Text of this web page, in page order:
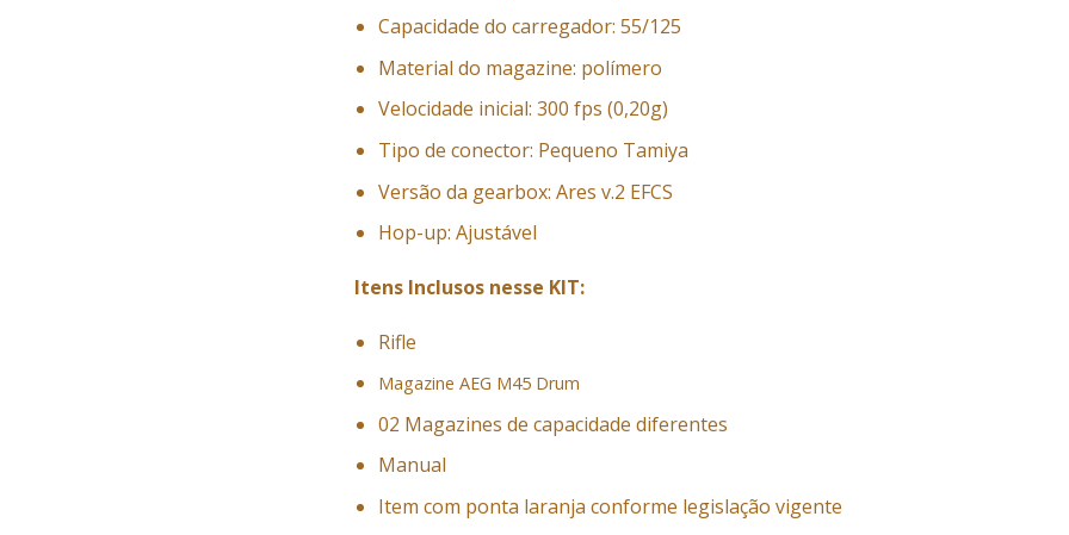
Capacidade do carregador: 55/125
Material do magazine: polímero
Velocidade inicial: 300 fps (0,20g)
Tipo de conector: Pequeno Tamiya
Versão da gearbox: Ares v.2 EFCS
Hop-up: Ajustável
Itens Inclusos nesse KIT:
Rifle
Magazine AEG M45 Drum
02 Magazines de capacidade diferentes
Manual
Item com ponta laranja conforme legislação vigente